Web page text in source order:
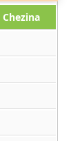
Chezina